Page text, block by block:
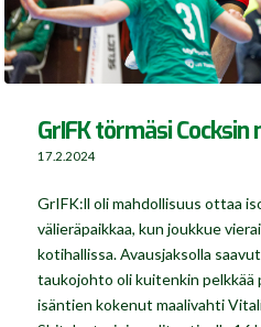
GrIFK törmäsi
17.2.2024
GrIFK:ll oli mahdollisuus ottaa
välieräpaikkaa, kun joukkue
kotihallissa. Avausjaksolla
taukojohto oli kuitenkin pelkkää
isäntien kokenut maalivahti